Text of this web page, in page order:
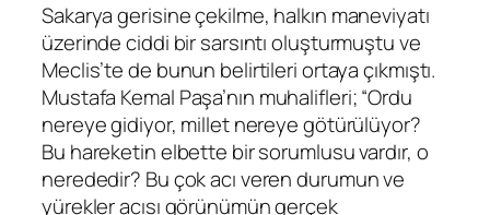
Sakarya gerisine çekilme, halkın maneviyatı
üzerinde ciddi bir sarsıntı oluşturmuştu ve
Meclis’te de bunun belirtileri ortaya çıkmıştı.
Mustafa Kemal Paşa’nın muhalifleri; “Ordu
nereye gidiyor, millet nereye götürülüyor?
Bu hareketin elbette bir sorumlusu vardır, o
nerededir? Bu çok acı veren durumun ve
yürekler acısı görünümün gerçek